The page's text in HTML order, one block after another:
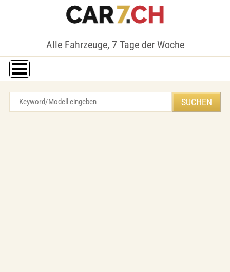
Alle Fahrzeuge, 7 Tage der Woche